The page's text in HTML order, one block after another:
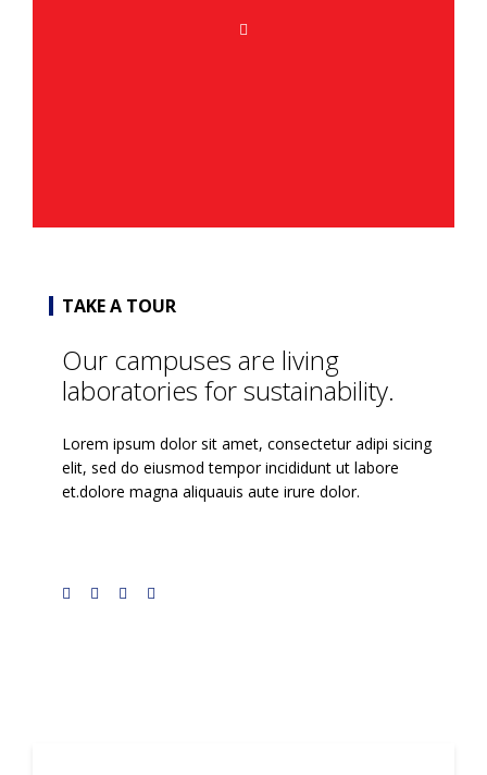
TAKE A TOUR
Our campuses are living
laboratories for sustainability.
Lorem ipsum dolor sit amet, consectetur adipi sicing
elit, sed do eiusmod tempor incididunt ut labore
et.dolore magna aliquauis aute irure dolor.